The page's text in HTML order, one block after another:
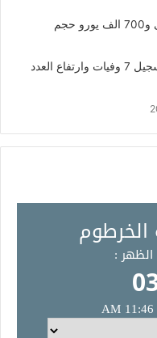
السودان :احتراق محطة كهرباء العزازى و700 الف يورو حجم
السودان : 181 اصابة جديدة بكورونا وتسجيل 7 وفيات وارتفاع العدد